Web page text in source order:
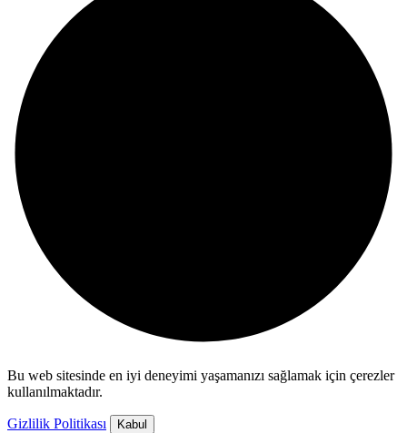
Bu web sitesinde en iyi deneyimi yaşamanızı sağlamak için çerezler
kullanılmaktadır.
Gizlilik Politikası Kabul